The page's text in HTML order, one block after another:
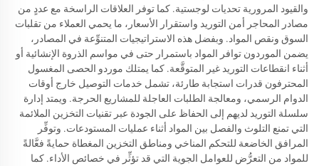
والقيود المرورية تحديات لوجستية. كما توفر العلاقات الراسخة مع عددٍ من
مصادر المحاجر أمن التوريد واستقرار الأسعار، ما يحمي العملاء من تقلبات
السوق ونقص المواد. وبفضل هذه الاستراتيجيات المتنوِّعة في المصادر،
يضمن الموردون توافر المواد باستمرار حتى في مواسم الذروة الإنشائية أو
أثناء انقطاعات التوريد غير المتوقَّعة. كما يمتلك موردو الحصى المغسول
المحترفون قدرات استجابة طارئة، تشمل خدمات التوصيل خارج أوقات
الدوام الرسمي، ومعالجة الطلبات العاجلة للمشاريع الحرجة. ويمتد إدارة
سلسلة التوريد لديهم إلى الحفاظ على الجودة عبر تقنيات التخزين الملائمة
التي تمنع التلوث والفصل بين المواد أثناء عمليات المستودعات. وتوفِّر
المرافق الخاضعة للتحكم المناخي ومناطق التخزين المغطاة حمايةً فعَّالةً
للمواد من التعرُّض للعوامل الجوية التي قد تؤثِّر في خصائص الأداء. كما